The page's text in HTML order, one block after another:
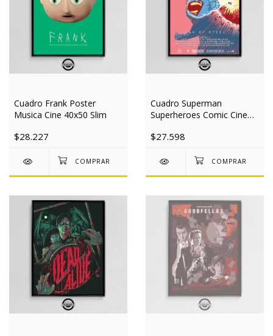
Cuadro Frank Poster
Musica Cine 40x50 Slim
$28.227
Cuadro Superman
Superheroes Comic Cine
$27.598